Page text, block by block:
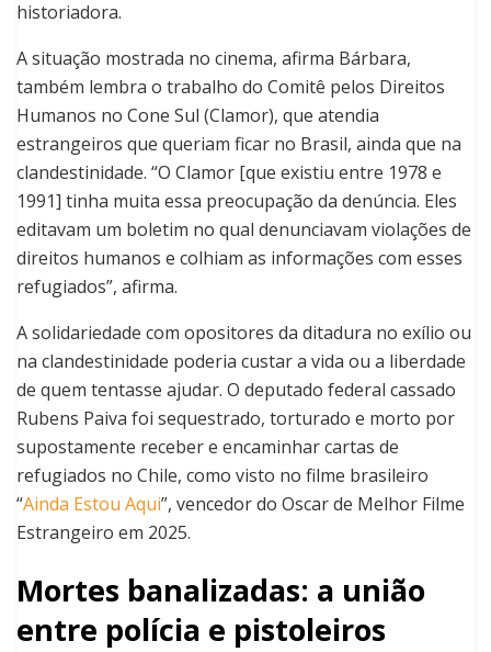
historiadora.
A situação mostrada no cinema, afirma Bárbara,
também lembra o trabalho do Comitê pelos Direitos
Humanos no Cone Sul (Clamor), que atendia
estrangeiros que queriam ficar no Brasil, ainda que na
clandestinidade. “O Clamor [que existiu entre 1978 e
1991] tinha muita essa preocupação da denúncia. Eles
editavam um boletim no qual denunciavam violações de
direitos humanos e colhiam as informações com esses
refugiados”, afirma.
A solidariedade com opositores da ditadura no exílio ou
na clandestinidade poderia custar a vida ou a liberdade
de quem tentasse ajudar. O deputado federal cassado
Rubens Paiva foi sequestrado, torturado e morto por
supostamente receber e encaminhar cartas de
refugiados no Chile, como visto no filme brasileiro
“Ainda Estou Aqui”, vencedor do Oscar de Melhor Filme
Estrangeiro em 2025.
Mortes banalizadas: a união
entre polícia e pistoleiros